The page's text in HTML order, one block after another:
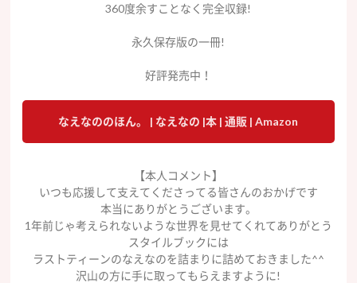
360度余すことなく完全収録!
永久保存版の一冊!
好評発売中！
なえなののほん。 | なえなの |本 | 通販 | Amazon
【本人コメント】
いつも応援して支えてくださってる皆さんのおかげです
本当にありがとうございます。
1年前じゃ考えられないような世界を見せてくれてありがとう
スタイルブックには
ラストティーンのなえなのを詰まりに詰めておきました^^
沢山の方に手に取ってもらえますように!